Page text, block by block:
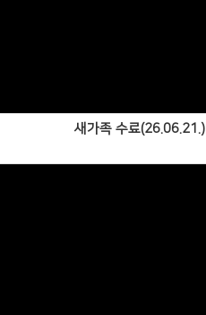
새가족 수료(26.06.21.)